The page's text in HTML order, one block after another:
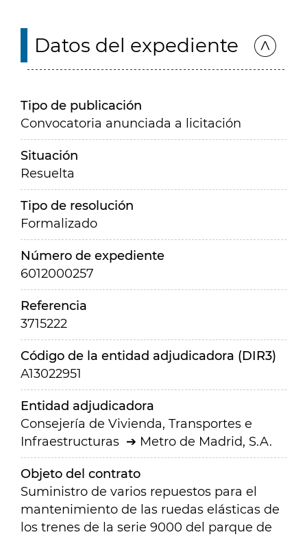
Datos del expediente
Tipo de publicación
Convocatoria anunciada a licitación
Situación
Resuelta
Tipo de resolución
Formalizado
Número de expediente
6012000257
Referencia
3715222
Código de la entidad adjudicadora (DIR3)
A13022951
Entidad adjudicadora
Consejería de Vivienda, Transportes e
Infraestructuras
Metro de Madrid, S.A.
Objeto del contrato
Suministro de varios repuestos para el
mantenimiento de las ruedas elásticas de
los trenes de la serie 9000 del parque de